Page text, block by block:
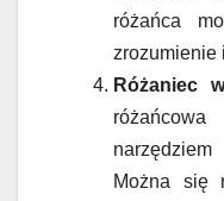
różańca
zrozumienie
Różaniec
Można się